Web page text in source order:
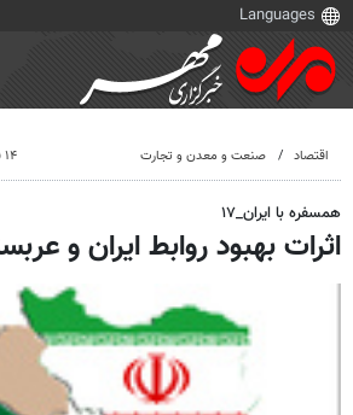
اقتصاد صنعت و معدن و تجارت ۱۴ فروردین ۱۴۰۲، ۱۲:۳۸
همسفره با ایران_۱۷
اثرات بهبود روابط ایران و